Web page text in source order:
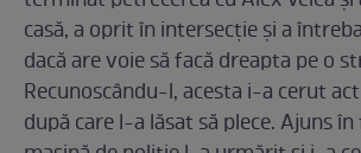
casă, a oprit în intersecție și a
dacă are voie să facă dreapta pe o
Recunoscându-l, acesta i-a cerut
după care l-a lăsat să plece. Ajuns